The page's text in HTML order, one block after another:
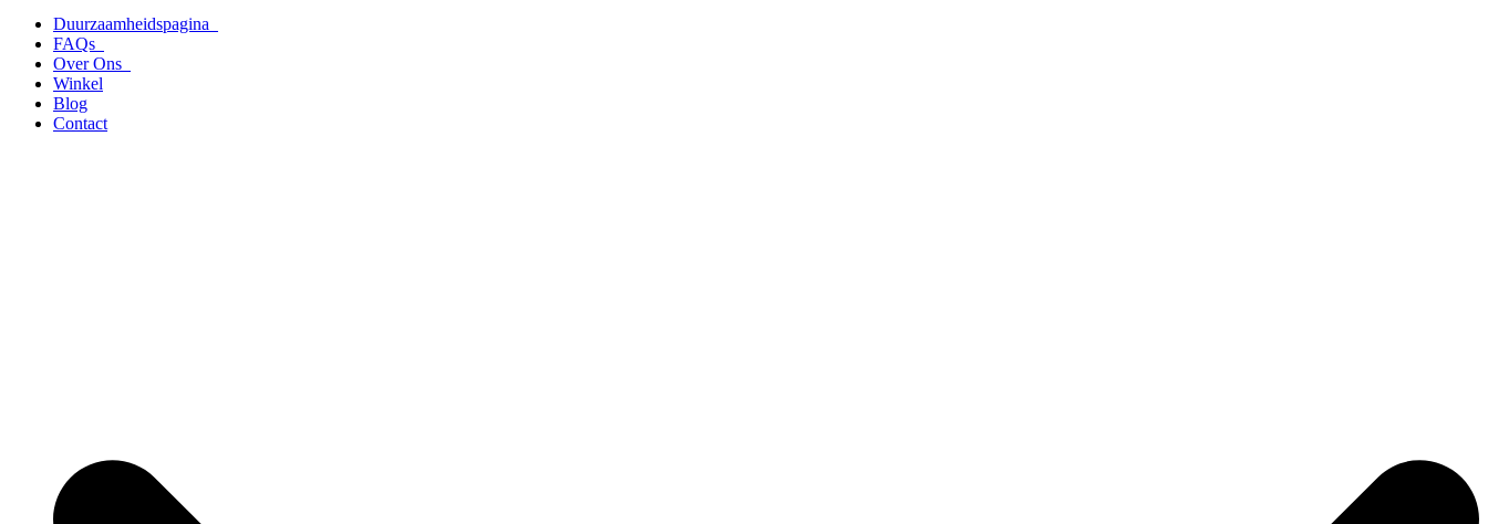
Duurzaamheidspagina
FAQs
Over Ons
Winkel
Blog
Contact